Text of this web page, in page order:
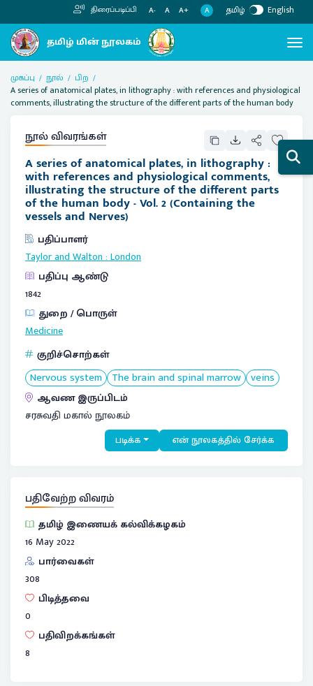
திரைப்படிப்பி A- A A+ A தமிழ் English
முகப்பு நூல்
பிற
A series of anatomical plates, in lithography : with references and physiological
comments, illustrating the structure of the different parts of the human body
நூல் விவரங்கள்
A series of anatomical plates, in lithography :
with references and physiological comments,
illustrating the structure of the different parts
of the human body - Vol. 2 (Containing the
vessels and Nerves)
பதிப்பாளர்
Taylor and Walton:London
பதிப்பு ஆண்டு
1842
துறை / பொருள்
Medicine
குறிச்சொற்கள்
Nervous system The brain and spinal marrow veins
ஆவண இருப்பிடம்
சரசுவதி மகால் நூலகம்
படிக்க என் நூலகத்தில் சேர்க்க
பதிவேற்ற விவரம்
தமிழ் இணையக் கல்விக்கழகம்
16 May 2022
பார்வைகள்
308
பிடித்தவை
0
பதிவிறக்கங்கள்
8